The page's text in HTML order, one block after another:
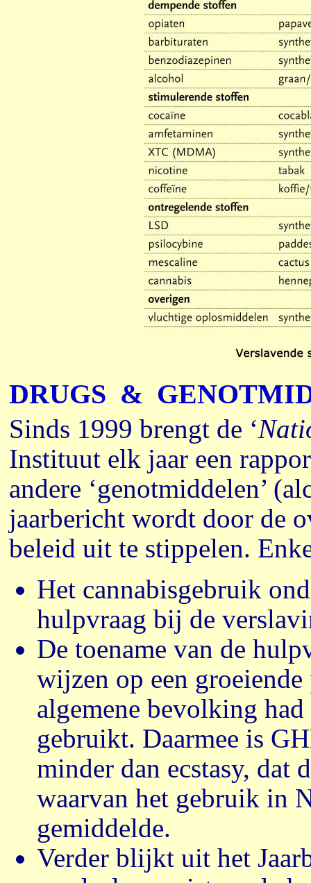
DRUGS &
Sinds 1999 brengt de ‘
Instituut elk jaar een
andere ‘genotmiddelen’
jaarbericht wordt door de
beleid uit te stippelen.
Het cannabisgebruik
hulpvraag bij de
De toename van de
wijzen op een
algemene bevolking
gebruikt. Daarmee is
minder dan ecstasy, dat
waarvan het gebruik in
gemiddelde.
Verder blijkt uit het